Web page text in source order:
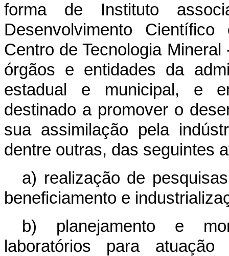
forma de Instituto
Desenvolvimento
Centro de Tecnologia
órgãos e entidades da
estadual e municipal, e
destinado a promover o
sua assimilação pela
dentre outras, das seguintes
a) realização de
beneficiamento e
b) planejamento e
laboratórios para